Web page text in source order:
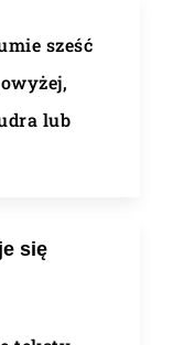
sześć
lub
się